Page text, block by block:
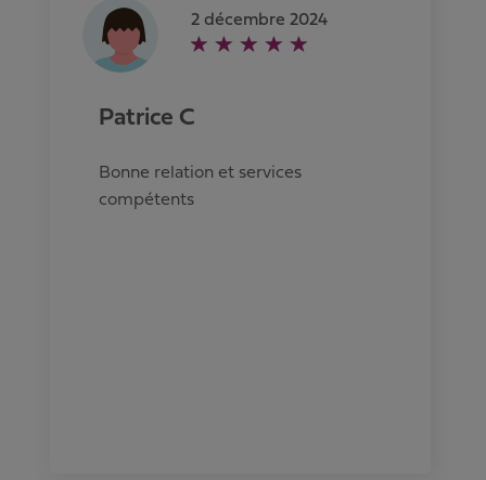
2 décembre 2024
Patrice C
Bonne relation et services
compétents